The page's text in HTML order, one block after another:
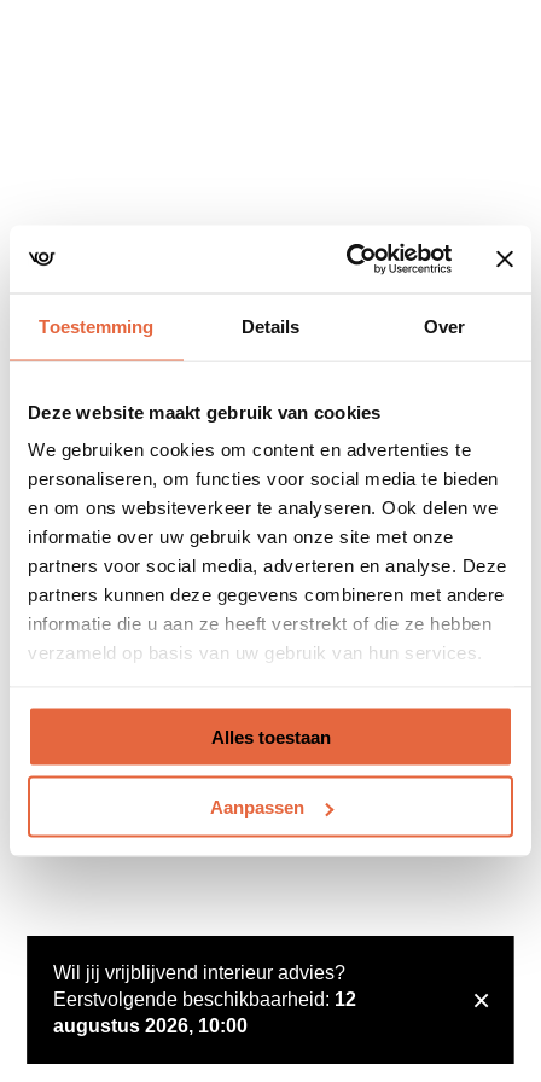
Toestemming Details Over
Deze website maakt gebruik van cookies
We gebruiken cookies om content en advertenties te
personaliseren, om functies voor social media te bieden
en om ons websiteverkeer te analyseren. Ook delen we
informatie over uw gebruik van onze site met onze
partners voor social media, adverteren en analyse. Deze
partners kunnen deze gegevens combineren met andere
informatie die u aan ze heeft verstrekt of die ze hebben
verzameld op basis van uw gebruik van hun services.
Alles toestaan
Aanpassen
Wil jij vrijblijvend interieur advies?
Eerstvolgende beschikbaarheid: 12
augustus 2026, 10:00
×